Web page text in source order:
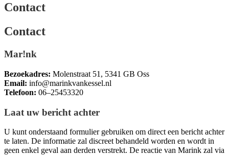
voorvoor
Con­tact
Con­tact
Mar!nk
Bezoe­kadres: Molen­straat 51, 5341 GB Oss
Email: info@marinkvankessel.nl
Tele­foon: 06–25453320
Laat uw bericht achter
U kunt onder­staand for­mu­lier gebrui­ken om direct een bericht ach­ter
te laten. De infor­ma­tie zal dis­creet behan­deld wor­den en wordt in
geen enkel geval aan der­den ver­strekt. De reac­tie van Marink zal via